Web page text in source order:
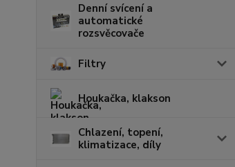
Denní svícení a
automatické
rozsvěcovače
Filtry
Houkačka, klakson
Chlazení, topení,
klimatizace, díly